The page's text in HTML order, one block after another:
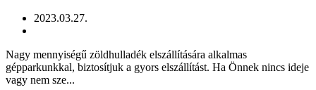
2023.03.27.
Nagy mennyiségű zöldhulladék elszállítására alkalmas
gépparkunkkal, biztosítjuk a gyors elszállítást. Ha Önnek nincs ideje
vagy nem sze...